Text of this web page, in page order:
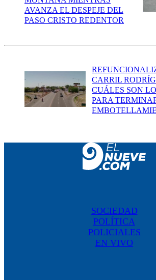
AVANZA EL DESPEJE DEL
PASO CRISTO REDENTOR
CARRIL
CUÁLES SON
PARA
SOCIEDAD
POLÍTICA
POLICIALES
EN VIVO